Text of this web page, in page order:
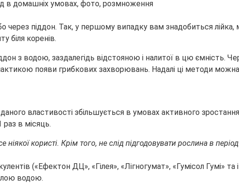
піддон. Так, у першому випадку вам знадобиться лійка,
біля коренів.
з водою, заздалегідь відстояною і налитої в цю ємність.
появи грибкових захворювань. Надалі ці методи
властивості збільшується в умовах активного
раз в місяць.
користі. Крім того, не слід підгодовувати рослина в період
(«Ефектон ДЦ», «Гілея», «Лігногумат», «Гумісол Гумі»
водою.